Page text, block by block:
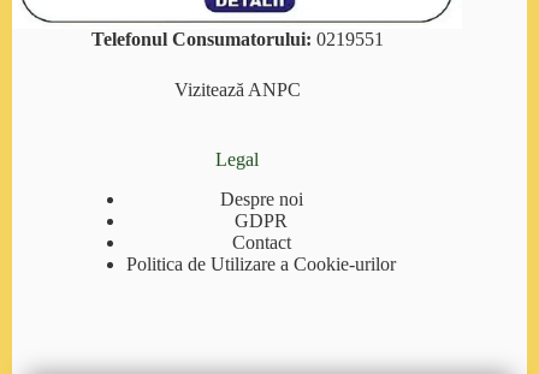
Telefonul Consumatorului: 0219551
ViziteazăANPC
Legal
Despre noi
GDPR
Contact
Politica de Utilizare a Cookie-urilor